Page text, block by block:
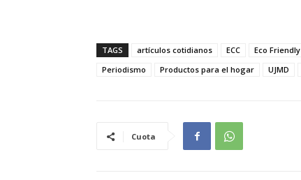
TAGS artículos cotidianos ECC Eco Friendly
Periodismo
Productos para el hogar UJMD
Cuota